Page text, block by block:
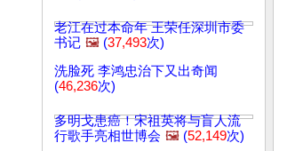
老江在过本命年 王荣任深圳市委
书记 🖼️ (37,493次)
洗脸死 李鸿忠治下又出奇闻
(46,236次)
多明戈患癌！宋祖英将与盲人流
行歌手亮相世博会 🖼️ (52,149次)